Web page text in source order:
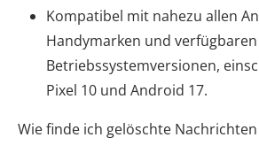
Kompatibel mit nahezu allen
Handymarken und
Betriebssystemversionen,
Pixel 10 und Android 17.
Wie finde ich gelöschte